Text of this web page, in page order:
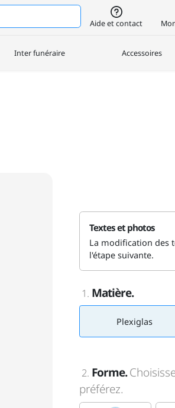
Aide et contact
Inter funéraire Accessoires
Textes et photos
La modification des
l'étape suivante.
1. Matière.
Plexiglas
2. Forme.
préférez.